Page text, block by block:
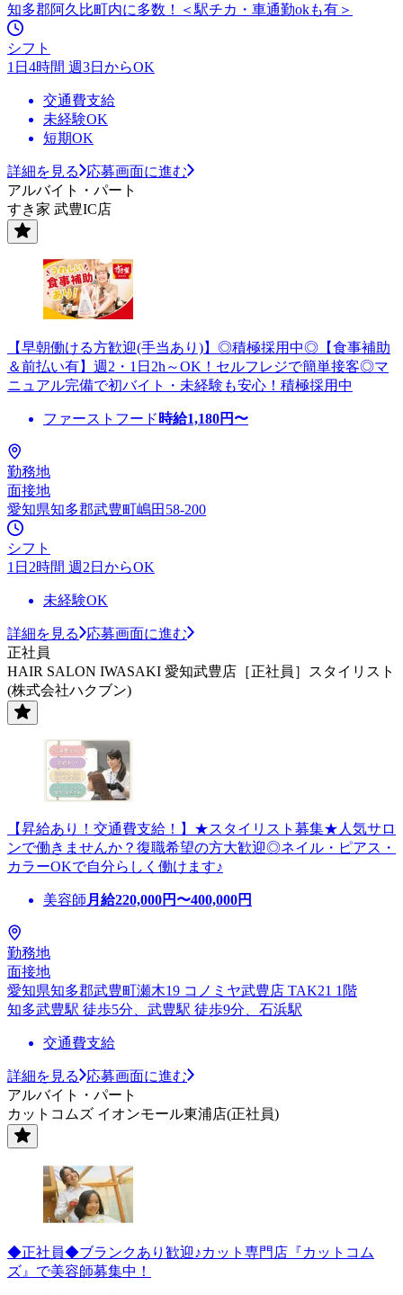
知多郡阿久比町内に多数！＜駅チカ・車通勤okも有＞
シフト
1日4時間 週3日からOK
交通費支給
未経験OK
短期OK
詳細を見る
応募画面に進む
アルバイト・パート
すき家 武豊IC店
【早朝働ける方歓迎(手当あり)】◎積極採用中◎【食事補助
＆前払い有】週2・1日2h～OK！セルフレジで簡単接客◎マ
ニュアル完備で初バイト・未経験も安心！積極採用中
ファーストフード 時給1,180円〜
勤務地
面接地
愛知県知多郡武豊町嶋田58-200
シフト
1日2時間 週2日からOK
未経験OK
詳細を見る
応募画面に進む
正社員
HAIR SALON IWASAKI 愛知武豊店［正社員］スタイリスト
(株式会社ハクブン)
【昇給あり！交通費支給！】★スタイリスト募集★人気サロ
ンで働きませんか？復職希望の方大歓迎◎ネイル・ピアス・
カラーOKで自分らしく働けます♪
美容師 月給220,000円〜400,000円
勤務地
面接地
愛知県知多郡武豊町瀬木19 コノミヤ武豊店 TAK21 1階
知多武豊駅 徒歩5分、武豊駅 徒歩9分、石浜駅
交通費支給
詳細を見る
応募画面に進む
アルバイト・パート
カットコムズ イオンモール東浦店(正社員)
◆正社員◆ブランクあり歓迎♪カット専門店『カットコム
ズ』で美容師募集中！